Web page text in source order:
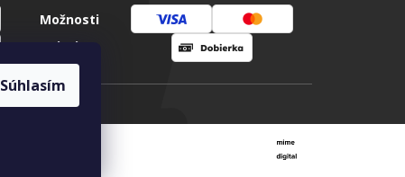
Súhlasím
Možnosti
platby
Mastercard